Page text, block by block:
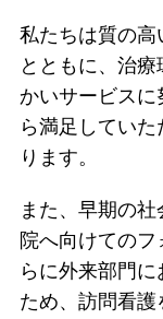
私たちは質の高
とともに、治
かいサービス
ら満足してい
ります。
また、早期の
院へ向けてのフ
らに外来部門
ため、訪問看